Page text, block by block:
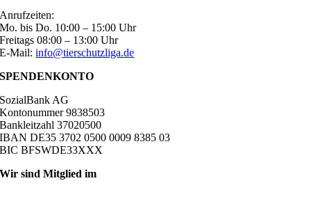
Anrufzeiten:
Mo. bis Do. 10:00 – 15:00 Uhr
Freitags 08:00 – 13:00 Uhr
E-Mail:info@tierschutzliga.de
SPENDENKONTO
SozialBank AG
Kontonummer 9838503
Bankleitzahl 37020500
IBAN DE35 3702 0500 0009 8385 03
BIC BFSWDE33XXX
Wir sind Mitglied im